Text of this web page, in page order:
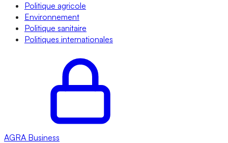
Politique agricole
Environnement
Politique sanitaire
Politiques internationales
AGRA Business